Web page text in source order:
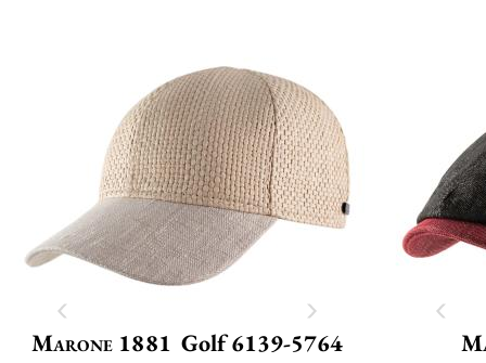
Marone 1881 Golf 6139-5764